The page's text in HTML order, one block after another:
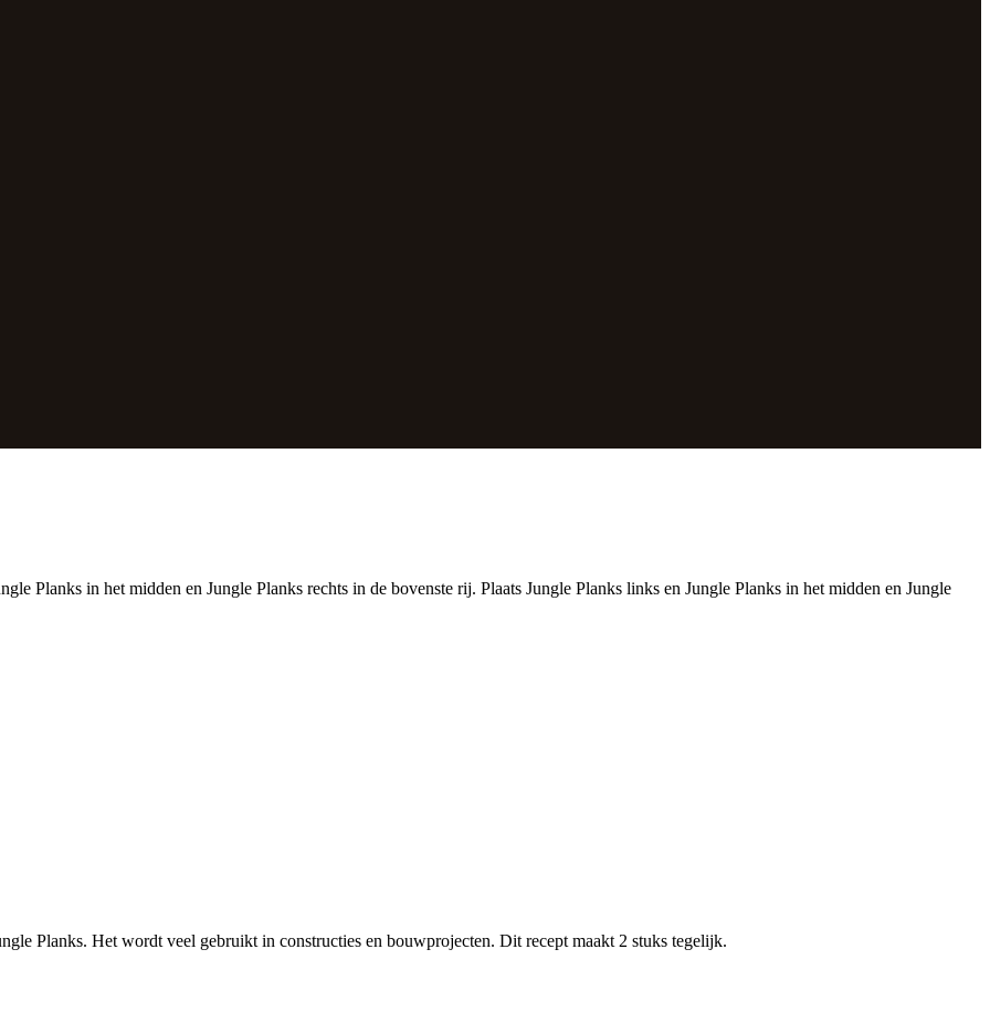
Planks in het midden en Jungle Planks rechts in de bovenste rij. Plaats Jungle Planks links en Jungle Planks in het midden en Jungle
Planks. Het wordt veel gebruikt in constructies en bouwprojecten. Dit recept maakt 2 stuks tegelijk.